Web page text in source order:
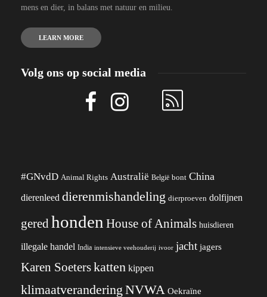
mens en dier, in balans met natuur en milieu.
LEARN MORE
Volg ons op social media
#GNvdD Animal Rights Australië België bont China
dierenleed dierenmishandeling dierproeven dolfijnen
geredhonden House of Animals huisdieren
illegale handel India intensieve veehouderij ivoor jacht jagers
Karen Soeterskatten kippen
klimaatverandering NVWA Oekraïne